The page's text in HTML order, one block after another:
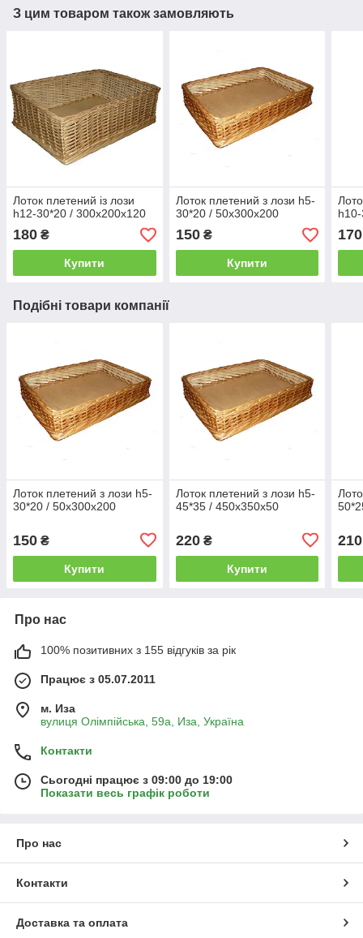
З цим товаром також замовляють
Лоток плетений із лози
h12-30*20 / 300х200х120
180 ₴
Купити
Лоток плетений з лози h5-
30*20 / 50х300х200
150₴
Купити
170
Подібні товари компанії
Лоток плетений з лози h5-
30*20 / 50х300х200
150 ₴
Купити
Лоток плетений з лози h5-
45*35 / 450х350х50
220₴
Купити
210
Про нас
100% позитивних з 155 відгуків за рік
Працює з 05.07.2011
м. Иза
вулиця Олімпійська, 59а, Иза, Україна
Контакти
Сьогодні працює з 09:00 до 19:00
Показати весь графік роботи
Про нас
Контакти
Доставка та оплата